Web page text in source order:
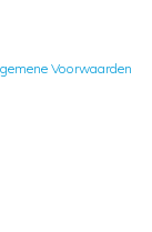
Voorwaarden